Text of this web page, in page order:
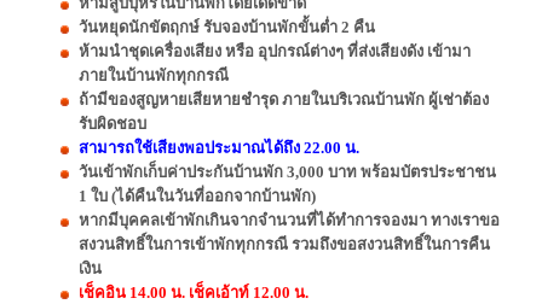
วันหยุดนักขัตฤกษ์ รับจองบ้านพักขั้นต่ำ 2 คืน
ห้ามนำชุดเครื่องเสียง หรือ อุปกรณ์ต่างๆ ที่ส่งเสียงดัง เข้ามา
ภายในบ้านพักทุกกรณี
ถ้ามีของสูญหายเสียหายชำรุด ภายในบริเวณบ้านพัก ผู้เช่าต้อง
รับผิดชอบ
สามารถใช้เสียงพอประมาณได้ถึง 22.00 น.
วันเข้าพักเก็บค่าประกันบ้านพัก 3,000 บาท พร้อมบัตรประชาชน
1 ใบ (ได้คืนในวันที่ออกจากบ้านพัก)
หากมีบุคคลเข้าพักเกินจากจำนวนที่ได้ทำการจองมา ทางเราขอ
สงวนสิทธิ์ในการเข้าพักทุกกรณี รวมถึงขอสงวนสิทธิ์ในการคืน
เงิน
เช็คอิน 14.00 น. เช็คเอ้าท์ 12.00 น.